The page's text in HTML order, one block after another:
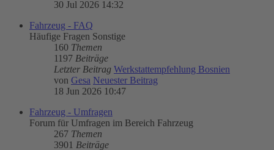
30 Jul 2026 14:32
Fahrzeug - FAQ
Häufige Fragen Sonstige
160 Themen
1197 Beiträge
Letzter Beitrag Werkstattempfehlung Bosnien
von Gesa Neuester Beitrag
18 Jun 2026 10:47
Fahrzeug - Umfragen
Forum für Umfragen im Bereich Fahrzeug
267 Themen
3901 Beiträge